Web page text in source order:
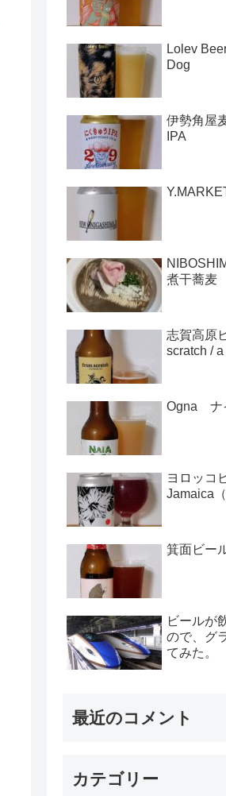
Lolev
Dog
伊勢角屋
IPA
煮干蕎麦
志賀高原
scratch /
Ogna ナ
ヨロッコ
Jamaica（
箕面ビー
ビールが
ので、グ
てみた。
最近のコメント
カテゴリー